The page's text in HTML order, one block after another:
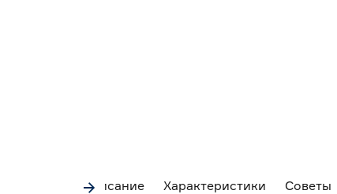
Описание Характеристики Советы